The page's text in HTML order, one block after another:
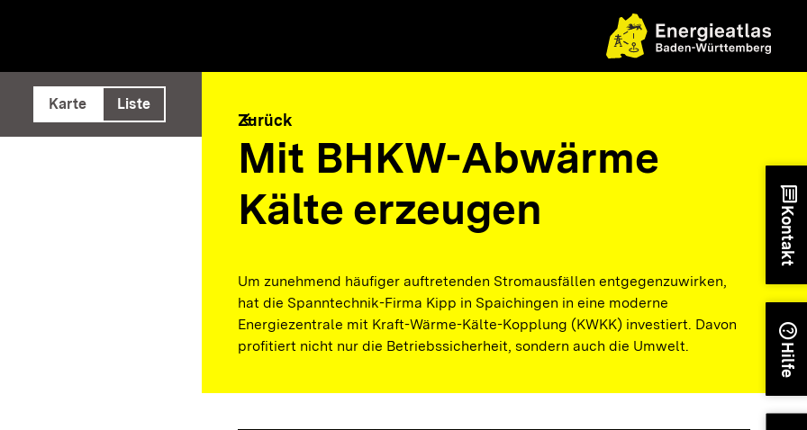
ausführen
Karte Liste
arrow_back
Zurück
Mit BHKW-Abwärme
Kälte erzeugen
Um zunehmend häufiger auftretenden Stromausfällen entgegenzuwirken,
hat die Spanntechnik-Firma Kipp in Spaichingen in eine moderne
Energiezentrale mit Kraft-Wärme-Kälte-Kopplung (KWKK) investiert. Davon
profitiert nicht nur die Betriebssicherheit, sondern auch die Umwelt.
chat
Kontakt
help
Hilfe